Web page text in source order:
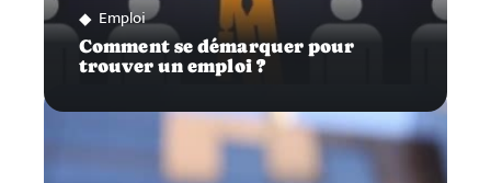
Emploi
Comment se démarquer pour
trouver un emploi ?